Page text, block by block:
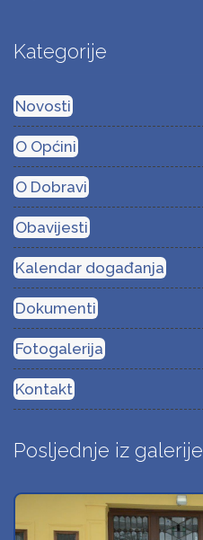
Kategorije
Novosti
O Općini
O Dobravi
Obavijesti
Kalendar događanja
Dokumenti
Fotogalerija
Kontakt
Posljednje iz galerije